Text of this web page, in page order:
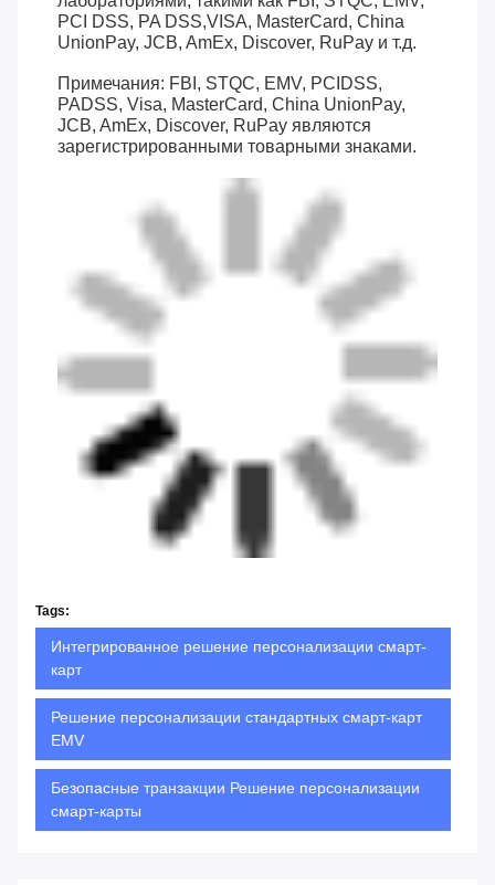
PCI DSS, PA DSS,VISA, MasterCard, China
UnionPay, JCB, AmEx, Discover, RuPay и т.д.
Примечания: FBI, STQC, EMV, PCIDSS,
PADSS, Visa, MasterCard, China UnionPay,
JCB, AmEx, Discover, RuPay являются
зарегистрированными товарными знаками.
Tags:
Интегрированное решение персонализации смарт-
карт
Решение персонализации стандартных смарт-карт
EMV
Безопасные транзакции Решение персонализации
смарт-карты